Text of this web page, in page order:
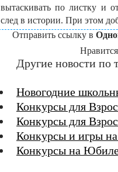
вытаскивать по листку и
след в истории. При этом
Отправить ссылку в
Нравится
Другие новости по
Новогодние
Конкурсы для
Конкурсы для
Конкурсы и игры
Конкурсы на